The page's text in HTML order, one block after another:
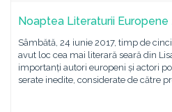
Noaptea Literaturii Europene
Sâmbătă, 24 iunie 2017, timp de
avut loc cea mai literară seară din
importanți autori europeni și actori
serate inedite, considerate de către